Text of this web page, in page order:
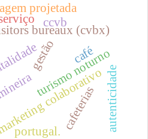
bureaux (cvbx)
colaborativo
ccvb
gestão
turismo noturno
café
projetada
cafeterias
portugal. autenticidade